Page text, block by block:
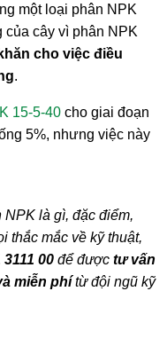
một loại phân NPK
cây vì phân NPK
cho việc điều
.
15-5-40 cho giai đoạn
5%, nhưng việc này
NPK là gì, đặc điểm,
thắc mắc về kỹ thuật,
3111 00để được tư vấn
miễn phítừ đội ngũ kỹ